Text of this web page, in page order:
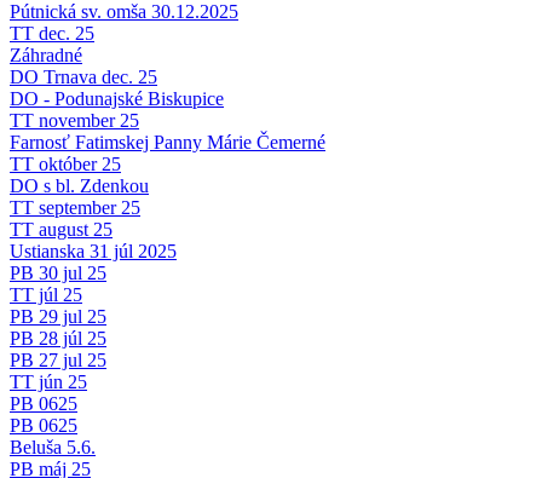
Pútnická sv. omša 30.12.2025
TT dec. 25
Záhradné
DO Trnava dec. 25
DO - Podunajské Biskupice
TT november 25
Farnosť Fatimskej Panny Márie Čemerné
TT október 25
DO s bl. Zdenkou
TT september 25
TT august 25
Ustianska 31 júl 2025
PB 30 jul 25
TT júl 25
PB 29 jul 25
PB 28 júl 25
PB 27 jul 25
TT jún 25
PB 0625
PB 0625
Beluša 5.6.
PB máj 25